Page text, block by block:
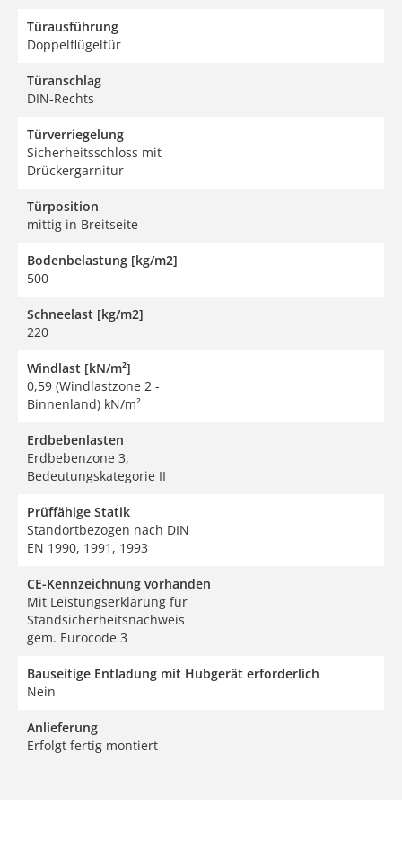
Türausführung
Doppelflügeltür
Türanschlag
DIN-Rechts
Türverriegelung
Sicherheitsschloss mit
Drückergarnitur
Türposition
mittig in Breitseite
Bodenbelastung [kg/m2]
500
Schneelast [kg/m2]
220
Windlast [kN/m²]
0,59 (Windlastzone 2 -
Binnenland) kN/m²
Erdbebenlasten
Erdbebenzone 3,
Bedeutungskategorie II
Prüffähige Statik
Standortbezogen nach DIN
EN 1990, 1991, 1993
CE-Kennzeichnung vorhanden
Mit Leistungserklärung für
Standsicherheitsnachweis
gem. Eurocode 3
Bauseitige Entladung mit Hubgerät erforderlich
Nein
Anlieferung
Erfolgt fertig montiert